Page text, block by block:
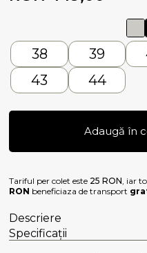
38 39
43
44
Adaugă în
Tariful per colet este 25 RON , iar
RON beneficiaza de transport
Descriere
Specificații